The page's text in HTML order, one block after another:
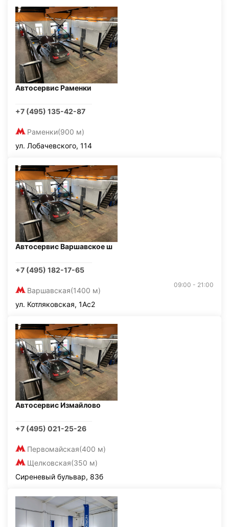
Автосервис Раменки
+7 (495) 135-42-87
Раменки(900 м)
ул. Лобачевского, 114
Автосервис Варшавское ш
+7 (495) 182-17-65
Варшавская(1400 м)
09:00 - 21:00
ул. Котляковская, 1Ас2
Автосервис Измайлово
+7 (495) 021-25-26
Первомайская(400 м)
Щелковская(350 м)
Сиреневый бульвар, 83б